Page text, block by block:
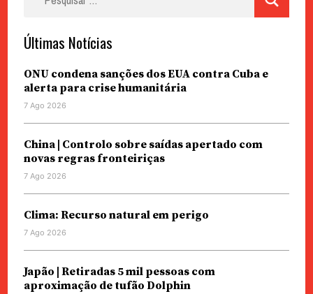
Últimas Notícias
ONU condena sanções dos EUA contra Cuba e
alerta para crise humanitária
7 Ago 2026
China | Controlo sobre saídas apertado com
novas regras fronteiriças
7 Ago 2026
Clima: Recurso natural em perigo
7 Ago 2026
Japão | Retiradas 5 mil pessoas com
aproximação de tufão Dolphin